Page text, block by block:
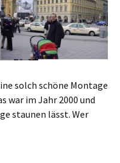
solch schöne Montage
war im Jahr 2000 und
staunen lässt. Wer